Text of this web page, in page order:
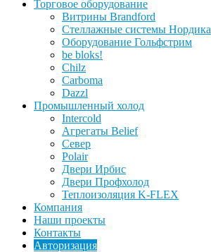
Торговое оборудование
Витрины Brandford
Стеллажные системы Нордика
Оборудование Гольфстрим
be bloks!
Chilz
Carboma
Dazzl
Промышленный холод
Intercold
Агрегаты Belief
Север
Polair
Двери Ирбис
Двери Профхолод
Теплоизоляция K-FLEX
Компания
Наши проекты
Контакты
Авторизация